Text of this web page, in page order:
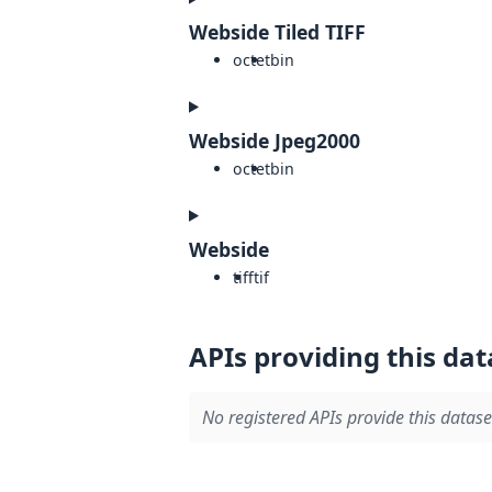
Webside Tiled TIFF
octetbin
Webside Jpeg2000
octetbin
Webside
tifftif
APIs providing this
No registered APIs provide this